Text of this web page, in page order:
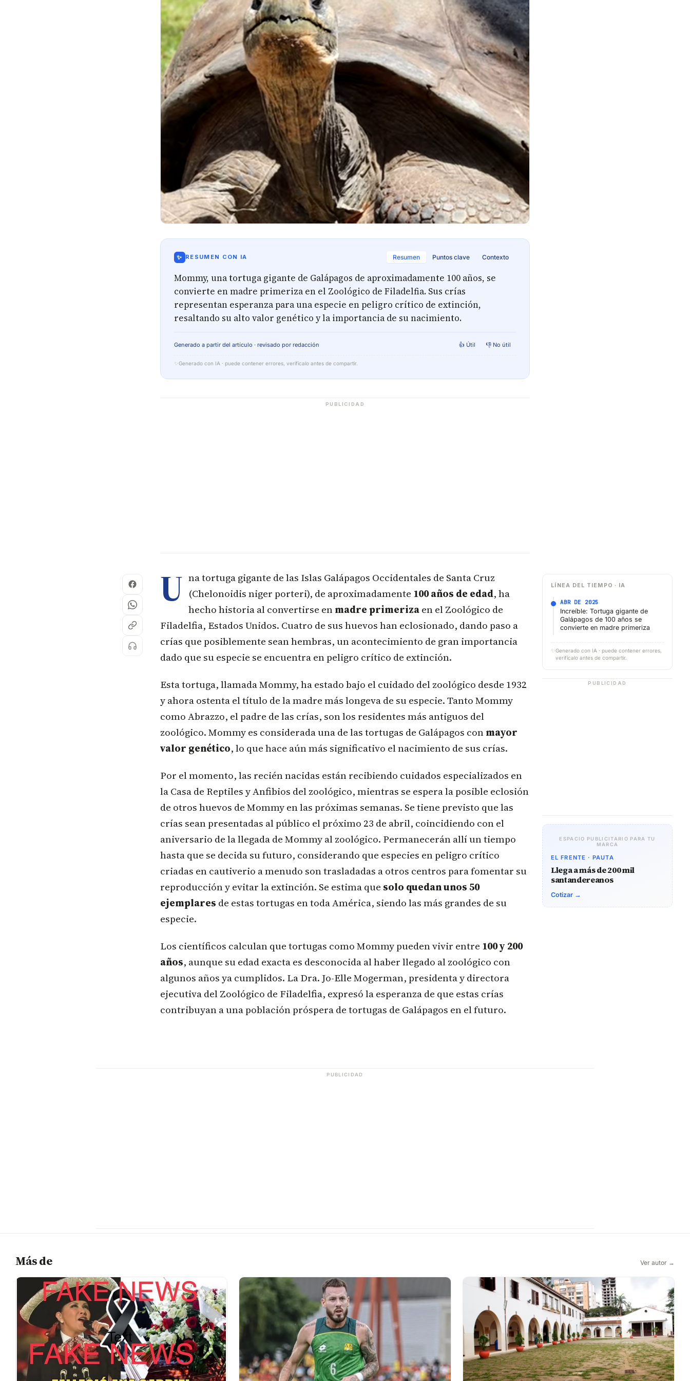
✨ RESUMEN CON IA Resumen Puntos clave Contexto
Mommy, una tortuga gigante de Galápagos de aproximadamente 100 años, se
convierte en madre primeriza en el Zoológico de Filadelfia. Sus crías
representan esperanza para una especie en peligro crítico de extinción,
resaltando su alto valor genético y la importancia de su nacimiento.
Generado a partir del artículo · revisado por redacción 👍 Útil 👎 No útil
✨ Generado con IA · puede contener errores, verifícalo antes de compartir.
PUBLICIDAD
U na tortuga gigante de las Islas Galápagos Occidentales de Santa Cruz
(Chelonoidis niger porteri), de aproximadamente 100 años de edad, ha
hecho historia al convertirse enmadre primerizaen el Zoológico de
Filadelfia, Estados Unidos. Cuatro de sus huevos han eclosionado, dando paso a
crías que posiblemente sean hembras, un acontecimiento de gran importancia
dado que su especie se encuentra en peligro crítico de extinción.
Esta tortuga, llamada Mommy, ha estado bajo el cuidado del zoológico desde 1932
y ahora ostenta el título de la madre más longeva de su especie. Tanto Mommy
como Abrazzo, el padre de las crías, son los residentes más antiguos del
zoológico. Mommy es considerada una de las tortugas de Galápagos conmayor
valor genético, lo que hace aún más significativo el nacimiento de sus crías.
Por el momento, las recién nacidas están recibiendo cuidados especializados en
la Casa de Reptiles y Anfibios del zoológico, mientras se espera la posible eclosión
de otros huevos de Mommy en las próximas semanas. Se tiene previsto que las
crías sean presentadas al público el próximo 23 de abril, coincidiendo con el
aniversario de la llegada de Mommy al zoológico. Permanecerán allí un tiempo
hasta que se decida su futuro, considerando que especies en peligro crítico
criadas en cautiverio a menudo son trasladadas a otros centros para fomentar su
reproducción y evitar la extinción. Se estima que solo quedan unos 50
ejemplares de estas tortugas en toda América, siendo las más grandes de su
especie.
Los científicos calculan que tortugas como Mommy pueden vivir entre 100 y 200
años, aunque su edad exacta es desconocida al haber llegado al zoológico con
algunos años ya cumplidos. La Dra. Jo-Elle Mogerman, presidenta y directora
ejecutiva del Zoológico de Filadelfia, expresó la esperanza de que estas crías
contribuyan a una población próspera de tortugas de Galápagos en el futuro.
LÍNEA DEL TIEMPO · IA
ABR DE 2025
Increíble: Tortuga gigante de
Galápagos de 100 años se
convierte en madre primeriza
✨ Generado con IA · puede contener errores,
verifícalo antes de compartir.
PUBLICIDAD
ESPACIO PUBLICITARIO PARA TU
MARCA
EL FRENTE · PAUTA
Llega a más de 200 mil
santandereanos
Cotizar →
PUBLICIDAD
Más de Ver autor →